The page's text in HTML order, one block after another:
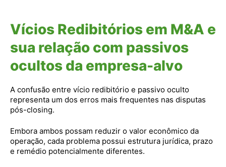
Vícios Redibitórios em M&A e
sua relação com passivos
ocultos da empresa-alvo
A confusão entre vício redibitório e passivo oculto
representa um dos erros mais frequentes nas disputas
pós-closing.
Embora ambos possam reduzir o valor econômico da
operação, cada problema possui estrutura jurídica, prazo
e remédio potencialmente diferentes.